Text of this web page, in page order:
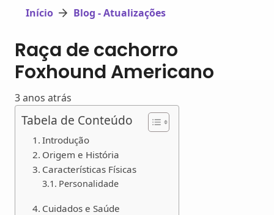
Início Blog - Atualizações
Raça de cachorro
Foxhound Americano
3 anos atrás
Tabela de Conteúdo
Introdução
Origem e História
Características Físicas
Personalidade
Cuidados e Saúde